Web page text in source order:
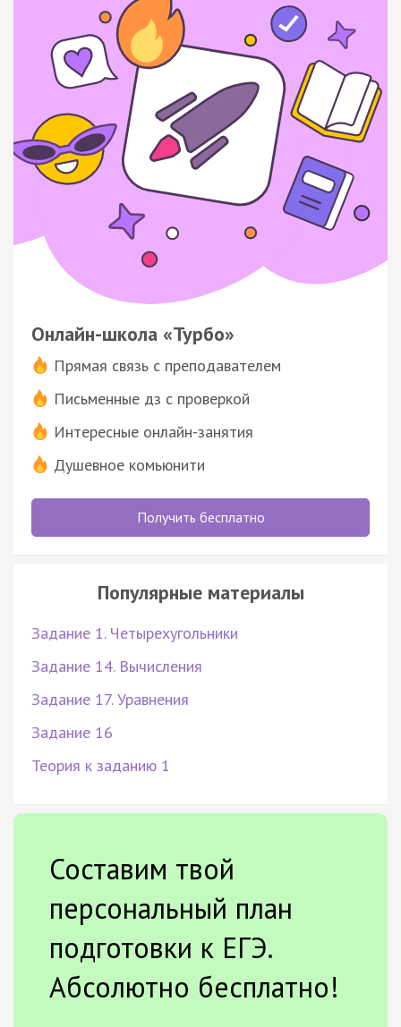
Онлайн-школа «Турбо»
Прямая связь с преподавателем
Письменные дз с проверкой
Интересные онлайн-занятия
Душевное комьюнити
Получить бесплатно
Популярные материалы
Задание 1. Четырехугольники
Задание 14. Вычисления
Задание 17. Уравнения
Задание 16
Теория к заданию 1
Составим твой
персональный план
подготовки к ЕГЭ.
Абсолютно бесплатно!